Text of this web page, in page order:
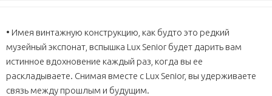
• Имея винтажную конструкцию, как будто это редкий
музейный экспонат, вспышка Lux Senior будет дарить вам
истинное вдохновение каждый раз, когда вы ее
раскладываете. Снимая вместе с Lux Senior, вы удерживаете
связь между прошлым и будущим.